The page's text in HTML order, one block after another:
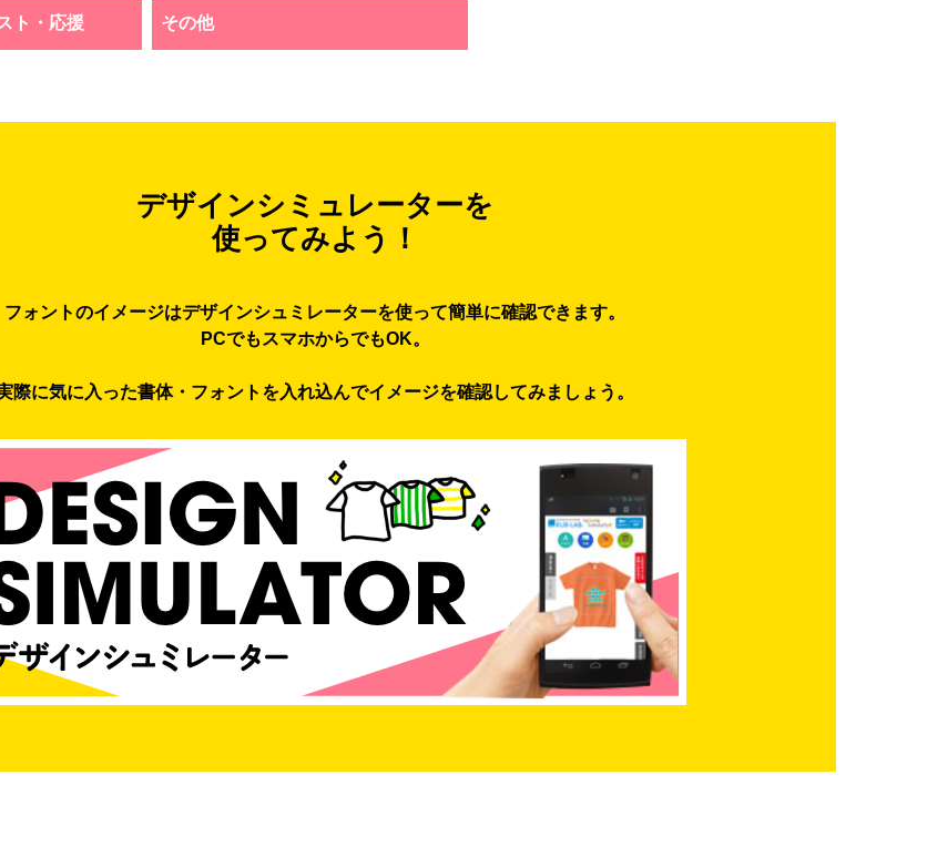
ト・応援 その他
デザインシミュレーターを
使ってみよう！
フォントのイメージはデザインシュミレーターを使って簡単に確認できます。
PCでもスマホからでもOK。
際に気に入った書体・フォントを入れ込んでイメージを確認してみましょう。